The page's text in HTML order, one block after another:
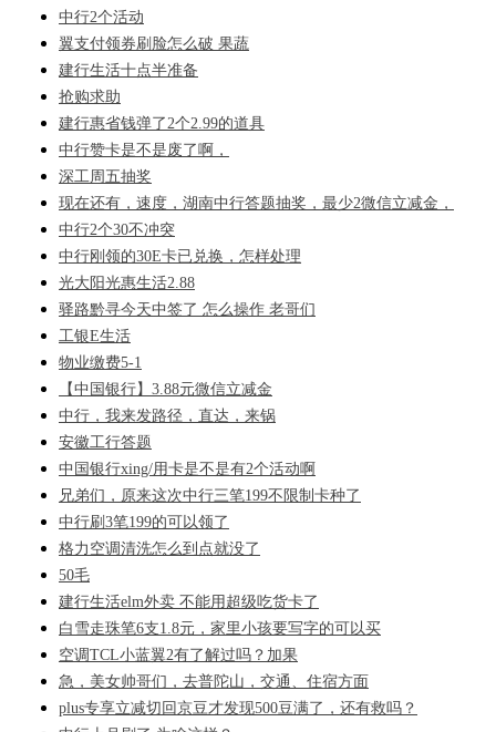
中行2个活动
翼支付领券刷脸怎么破 果蔬
建行生活十点半准备
抢购求助
建行惠省钱弹了2个2.99的道具
中行赞卡是不是废了啊，
深工周五抽奖
现在还有，速度，湖南中行答题抽奖，最少2微信立减金，
中行2个30不冲突
中行刚领的30E卡已兑换，怎样处理
光大阳光惠生活2.88
驿路黔寻今天中签了 怎么操作 老哥们
工银E生活
物业缴费5-1
【中国银行】3.88元微信立减金
中行，我来发路径，直达，来锅
安徽工行答题
中国银行xing/用卡是不是有2个活动啊
兄弟们，原来这次中行三笔199不限制卡种了
中行刷3笔199的可以领了
格力空调清洗怎么到点就没了
50毛
建行生活elm外卖 不能用超级吃货卡了
白雪走珠笔6支1.8元，家里小孩要写字的可以买
空调TCL小蓝翼2有了解过吗？加果
急，美女帅哥们，去普陀山，交通、住宿方面
plus专享立减切回京豆才发现500豆满了，还有救吗？